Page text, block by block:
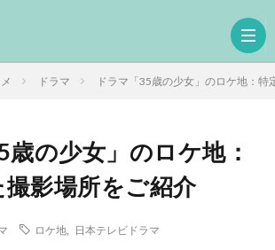
ドラマ ドラマ「35歳の少女」のロケ地：特
歳の少女」のロケ地：
影場所をご紹介
ロケ地 日本テレビドラマ